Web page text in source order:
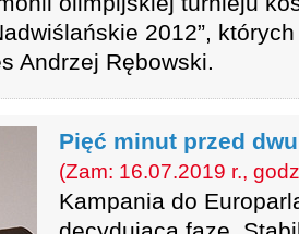
2012”,
Andrzej Rębowski.
Pięć minut przed
(Zam: 16.07.2019 r.,
Kampania do